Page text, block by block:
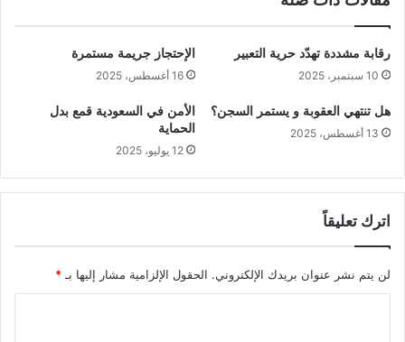
رقابة مشددة تهدّد حرية التعبير
10 سبتمبر، 2025
الإحتجاز جريمة مستمرة
16 أغسطس، 2025
هل تنتهي العقوبة و يستمر السجن؟
13 أغسطس، 2025
الأمن في السعودية قمع بدل
الحماية
12 يوليو، 2025
اترك تعليقاً
لن يتم نشر عنوان بريدك الإلكتروني. الحقول الإلزامية مشار إليها بـ *